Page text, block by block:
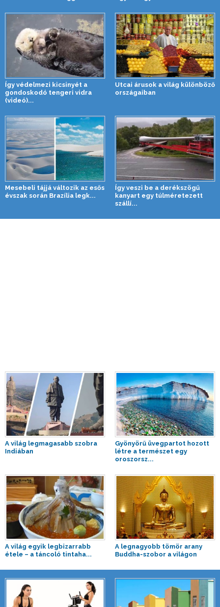
Így védelmezi kicsinyét a
gondoskodó tengeri vidra
(videó)...
Utcai árusok a világ különböző
országaiban
Mesebeli tájjá változik az esős
évszak során Brazília legk...
Így veszi be a derékszögű
kanyart egy túlméretezett
szállí...
A világ legmagasabb szobra
Indiában
Gyönyörű üvegpartot hozott
létre a természet egy
oroszorsz...
A világ egyik legbizarrabb
étele – a táncoló tintaha...
A legnagyobb tömör arany
Buddha-szobor a világon